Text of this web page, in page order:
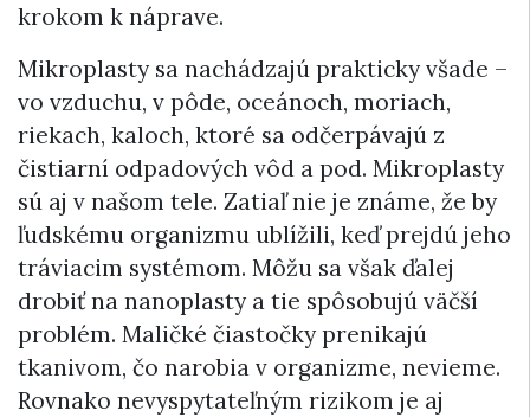
krokom k náprave.
Mikroplasty sa nachádzajú prakticky všade –
vo vzduchu, v pôde, oceánoch, moriach,
riekach, kaloch, ktoré sa odčerpávajú z
čistiarní odpadových vôd a pod. Mikroplasty
sú aj v našom tele. Zatiaľ nie je známe, že by
ľudskému organizmu ublížili, keď prejdú jeho
tráviacim systémom. Môžu sa však ďalej
drobiť na nanoplasty a tie spôsobujú väčší
problém. Maličké čiastočky prenikajú
tkanivom, čo narobia v organizme, nevieme.
Rovnako nevyspytateľným rizikom je aj